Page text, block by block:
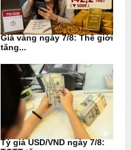
Giá vàng ngày 7/8: Thế giới
tăng...
Tỷ giá USD/VND ngày 7/8: